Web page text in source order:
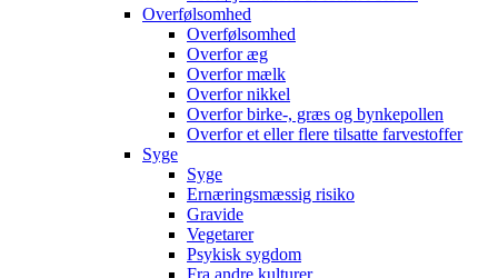
Overfølsomhed
Overfølsomhed
Overfor æg
Overfor mælk
Overfor nikkel
Overfor birke-, græs og bynkepollen
Overfor et eller flere tilsatte farvestoffer
Syge
Syge
Ernæringsmæssig risiko
Gravide
Vegetarer
Psykisk sygdom
Fra andre kulturer